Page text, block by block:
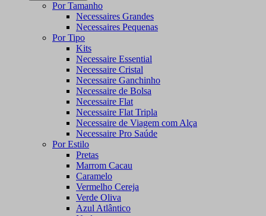
Por Tamanho
Necessaires Grandes
Necessaires Pequenas
Por Tipo
Kits
Necessaire Essential
Necessaire Cristal
Necessaire Ganchinho
Necessaire de Bolsa
Necessaire Flat
Necessaire Flat Tripla
Necessaire de Viagem com Alça
Necessaire Pro Saúde
Por Estilo
Pretas
Marrom Cacau
Caramelo
Vermelho Cereja
Verde Oliva
Azul Atlântico